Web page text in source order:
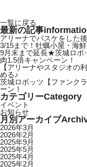
一覧に戻る
最新の記事
アリーナでバスケをした
3/15まで！牡蠣小屋・海
9月末まで延長★茨城ロボ
肉1.5倍キャンペーン！
【アリーナやスタジオの
める♪
茨城ロボッツ【ファンク
ーン！
カテゴリーCategory
イベント
お知らせ
月別アーカイブ
2026年3月
2026年2月
2025年9月
2025年5月
2025年4月
2025年2月